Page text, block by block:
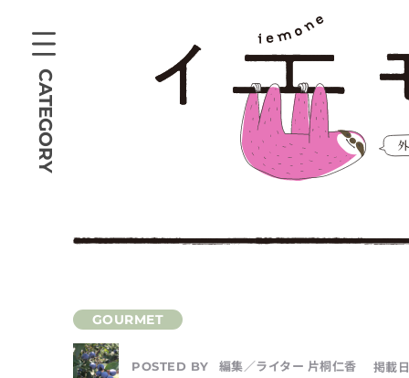
CATEGORY
POSTED BY 編集／ライター 片桐仁香 掲載